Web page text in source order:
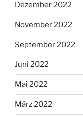
Dezember 2022
November 2022
September 2022
Juni 2022
Mai 2022
März 2022